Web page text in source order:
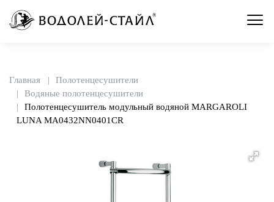
Главная
Полотенцесушители
Водяные полотенцесушители
Полотенцесушитель модульный водяной MARGAROLI
LUNA MA0432NN0401CR